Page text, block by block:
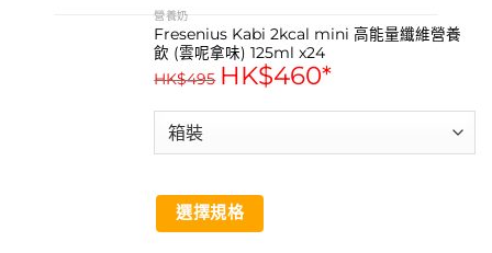
product
has
multiple
variants.
options
chosen
營養奶
Fresenius Kabi 2kcal mini 高能量纖維營養
飲 (雲呢拿味) 125ml x24
HK$495 HK$460*
選擇規格